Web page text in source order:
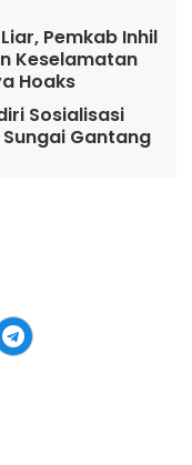
Pemkab Inhil
Keselamatan
Hoaks
Sosialisasi
Gantang